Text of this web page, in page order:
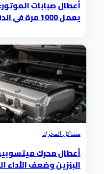
أعطال صبابات
يعمل 1000 مرة في الدقيقة
مشاكل المحرك
أعطال محرك
البنزين وضعف الأداء